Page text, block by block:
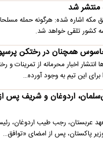
منتشر شد
مکه اشاره شده: هرگونه حمله
کشور تلقی خواهد شد.
جاسوس همچنان در رختکن
اخبار محرمانه از تمرینات و
این تیم به وجود آورده…
اردوغان و شریف پس
عربستان، رجب طیب اردوغان،
پاکستان، پس از امضای «توافق…